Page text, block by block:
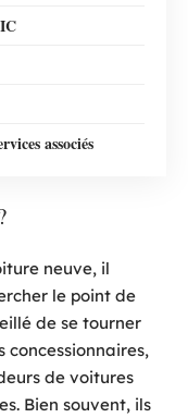
associés
neuve, il
le point de
de se tourner
concessionnaires,
de voitures
Bien souvent, ils